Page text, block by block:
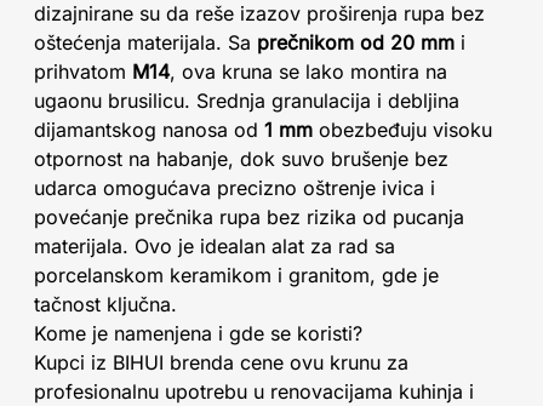
dizajnirane su da reše izazov proširenja rupa bez
oštećenja materijala. Sa prečnikom od 20 mm i
prihvatom M14, ova kruna se lako montira na
ugaonu brusilicu. Srednja granulacija i debljina
dijamantskog nanosa od 1 mm obezbeđuju visoku
otpornost na habanje, dok suvo brušenje bez
udarca omogućava precizno oštrenje ivica i
povećanje prečnika rupa bez rizika od pucanja
materijala. Ovo je idealan alat za rad sa
porcelanskom keramikom i granitom, gde je
tačnost ključna.
Kome je namenjena i gde se koristi?
Kupci iz BIHUI brenda cene ovu krunu za
profesionalnu upotrebu u renovacijama kuhinja i